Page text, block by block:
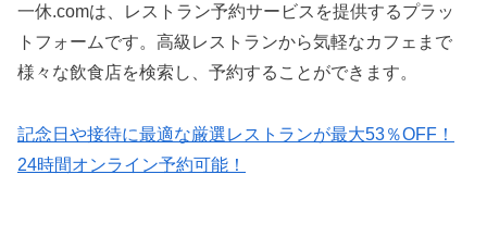
一休.comは、レストラン予約サービスを提供するプラッ
トフォームです。高級レストランから気軽なカフェまで
様々な飲食店を検索し、予約することができます。
記念日や接待に最適な厳選レストランが最大53％OFF！
24時間オンライン予約可能！